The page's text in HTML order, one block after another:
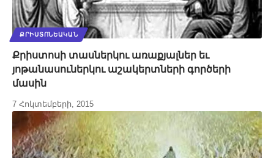
ՔՐԻՍՏՈՆԵԱԿԱՆ
Քրիստոսի տասներկու առաքյալներ եւ
յոթանասուներկու աշակերտների գործերի
մասին
7 Հոկտեմբերի, 2015